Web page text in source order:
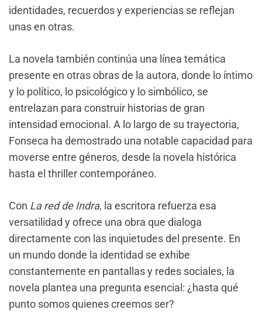
identidades, recuerdos y experiencias se reflejan
unas en otras.
La novela también continúa una línea temática
presente en otras obras de la autora, donde lo íntimo
y lo político, lo psicológico y lo simbólico, se
entrelazan para construir historias de gran
intensidad emocional. A lo largo de su trayectoria,
Fonseca ha demostrado una notable capacidad para
moverse entre géneros, desde la novela histórica
hasta el thriller contemporáneo.
Con La red de Indra, la escritora refuerza esa
versatilidad y ofrece una obra que dialoga
directamente con las inquietudes del presente. En
un mundo donde la identidad se exhibe
constantemente en pantallas y redes sociales, la
novela plantea una pregunta esencial: ¿hasta qué
punto somos quienes creemos ser?